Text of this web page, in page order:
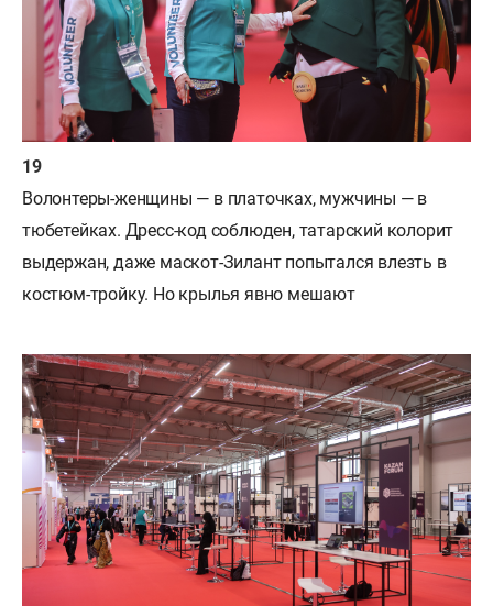
Волонтеры-женщины — в платочках, мужчины — в
тюбетейках. Дресс-код соблюден, татарский колорит
выдержан, даже маскот-Зилант попытался влезть в
костюм-тройку. Но крылья явно мешают